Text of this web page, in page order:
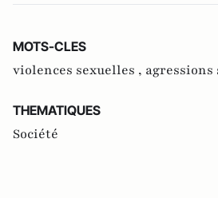
MOTS-CLES
violences sexuelles , agressions
THEMATIQUES
Société